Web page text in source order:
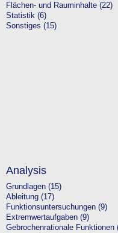
Flächen- und Rauminhalte (22)
Statistik (6)
Sonstiges (15)
Analysis
Grundlagen (15)
Ableitung (17)
Funktionsuntersuchungen (9)
Extremwertaufgaben (9)
Gebrochenrationale Funktionen